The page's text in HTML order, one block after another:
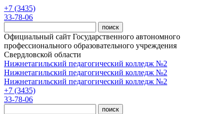
Перейти к основному содержанию
+7 (3435)
33-78-06
Официальный сайт Государственного автономного
профессионального образовательного учреждения
Свердловской области
Нижнетагильский педагогический колледж №2
Нижнетагильский педагогический колледж №2
Нижнетагильский педагогический колледж №2
+7 (3435)
33-78-06